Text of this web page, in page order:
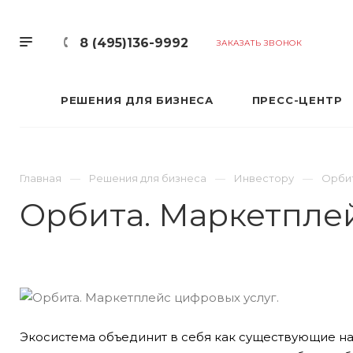
8 (495)136-9992 ЗАКАЗАТЬ ЗВОНОК
РЕШЕНИЯ ДЛЯ БИЗНЕСА ПРЕСС-ЦЕНТР
Главная Решения для бизнеса Инвестору
Орбита.
Экосистема объединит в себя как существующие